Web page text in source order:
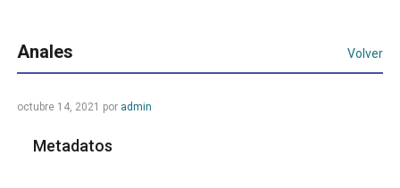
Anales Volver
octubre 14, 2021 por admin
Metadatos